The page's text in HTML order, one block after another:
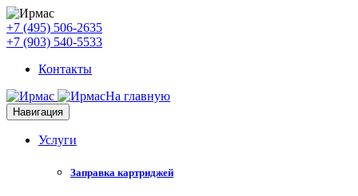
+7 (495) 506-2635
+7 (903) 540-5533
Контакты
На главную
Навигация
Услуги
Заправка картриджей